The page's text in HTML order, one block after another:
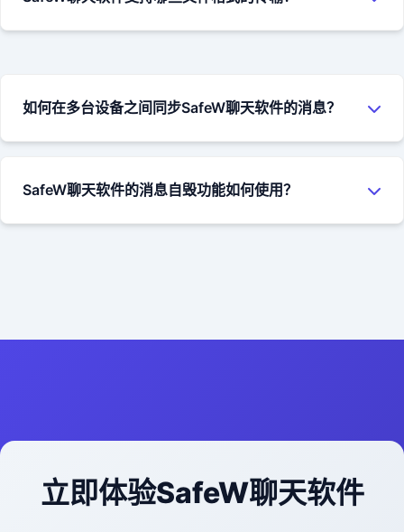
提供详细的部署文档和技术支持，帮助企业快速完成聊天软件
的部署和配置。具体要求可以咨询我们的销售团队获取详细信
个文件传输。
如何在多台设备之间同步SafeW聊天软件的消息？
私有化部署的用户，可以通过配置服务器参数来控制同步的策
略和保留时间。
SafeW聊天软件的消息自毁功能如何使用？
立即体验SafeW聊天软件